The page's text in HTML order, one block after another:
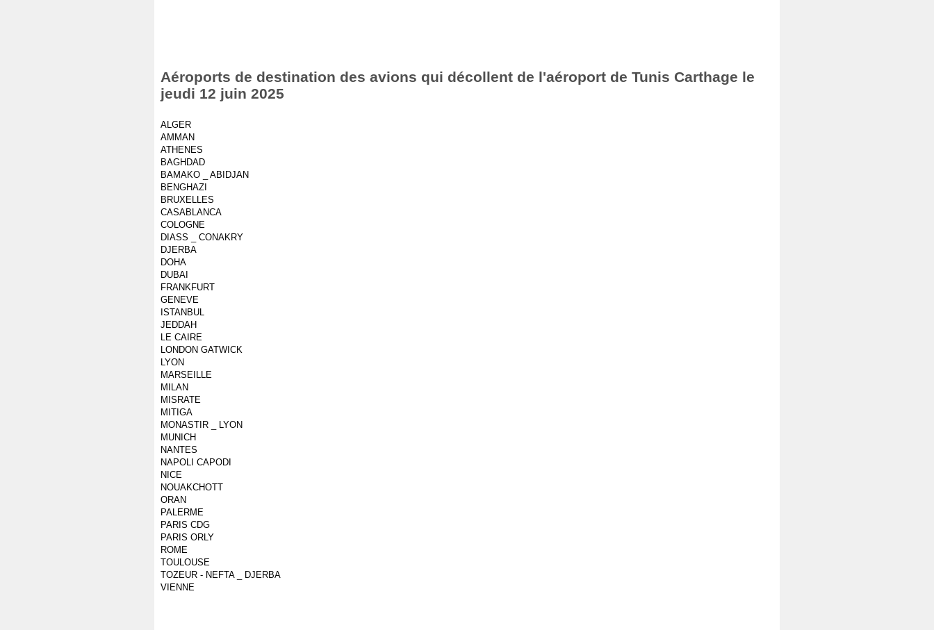
Aéroports de destination des avions qui décollent de l'aéroport de Tunis Carthage le
jeudi 12 juin 2025
ALGER
AMMAN
ATHENES
BAGHDAD
BAMAKO _ ABIDJAN
BENGHAZI
BRUXELLES
CASABLANCA
COLOGNE
DIASS _ CONAKRY
DJERBA
DOHA
DUBAI
FRANKFURT
GENEVE
ISTANBUL
JEDDAH
LE CAIRE
LONDON GATWICK
LYON
MARSEILLE
MILAN
MISRATE
MITIGA
MONASTIR _ LYON
MUNICH
NANTES
NAPOLI CAPODI
NICE
NOUAKCHOTT
ORAN
PALERME
PARIS CDG
PARIS ORLY
ROME
TOULOUSE
TOZEUR - NEFTA _ DJERBA
VIENNE